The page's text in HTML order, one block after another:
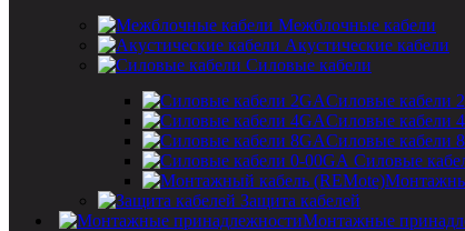
Межблочные кабели
Акустические кабели
Силовые кабели
Силовые кабели
Силовые кабели
Силовые кабели
Силовые
Защита кабелей
Монтажные